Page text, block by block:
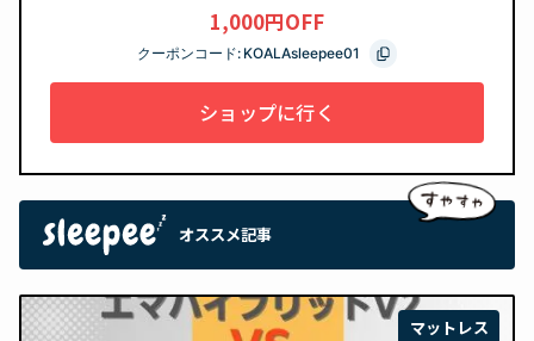
1,000円OFF
クーポンコード: KOALAsleepee01
ショップに行く
オススメ記事
マットレス